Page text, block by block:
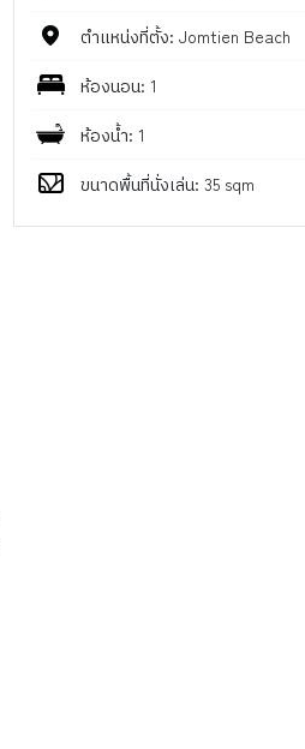
ตำแหน่งที่ตั้ง: Jomtien Beach
ห้องนอน: 1
ห้องน้ำ: 1
ขนาดพื้นที่นั่งเล่น: 35 sqm